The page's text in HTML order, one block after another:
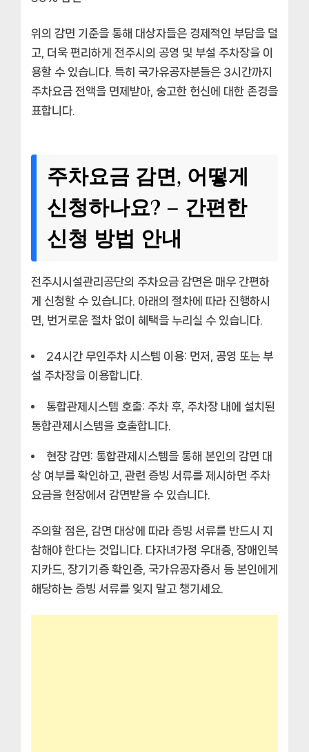
위의 감면 기준을 통해 대상자들은 경제적인 부담을 덜
고, 더욱 편리하게 전주시의 공영 및 부설 주차장을 이
용할 수 있습니다. 특히 국가유공자분들은 3시간까지
주차요금 전액을 면제받아, 숭고한 헌신에 대한 존경을
표합니다.
주차요금 감면, 어떻게
신청하나요? – 간편한
신청 방법 안내
전주시시설관리공단의 주차요금 감면은 매우 간편하
게 신청할 수 있습니다. 아래의 절차에 따라 진행하시
면, 번거로운 절차 없이 혜택을 누리실 수 있습니다.
24시간 무인주차 시스템 이용: 먼저, 공영 또는 부
설 주차장을 이용합니다.
통합관제시스템 호출: 주차 후, 주차장 내에 설치된
통합관제시스템을 호출합니다.
현장 감면: 통합관제시스템을 통해 본인의 감면 대
상 여부를 확인하고, 관련 증빙 서류를 제시하면 주차
요금을 현장에서 감면받을 수 있습니다.
주의할 점은, 감면 대상에 따라 증빙 서류를 반드시 지
참해야 한다는 것입니다. 다자녀가정 우대증, 장애인복
지카드, 장기기증 확인증, 국가유공자증서 등 본인에게
해당하는 증빙 서류를 잊지 말고 챙기세요.